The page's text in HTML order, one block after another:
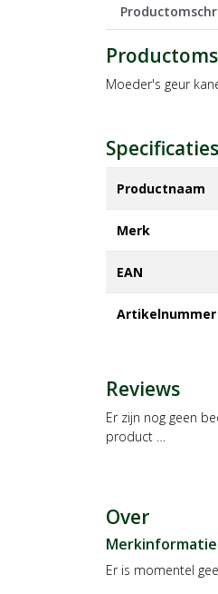
Moeder's geur
Specificaties
Productnaam
Merk
EAN
Artikelnummer
Reviews
Er zijn nog geen
product …
Over
Merkinformatie
Er is momentel